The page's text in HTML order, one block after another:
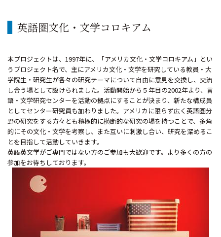
英語圏文化・文学コロキアム
本プロジェクトは、1997年に、「アメリカ文化・文学コロキアム」とい
うプロジェクト名で、主にアメリカ文化・文学を研究している教員・大
学院生・研究生が各々の研究テーマについて自由に意見を交換し、交流
し合う場として設けられました。活動開始から５年目の2002年より、言
語・文学研究センターを活動の拠点にすることが決まり、新たな構成員
としてセンター研究員も加わりました。アメリカに限らず広く英語圏分
野の研究をする方々とも積極的に横断的な研究の場を持つことで、多角
的にその文化・文学を考察し、また互いに刺激し合い、研究を深めるこ
とを目指して活動していきます。
英語英文学がご専門ではない方のご参加も大歓迎です。より多くの方の
参加をお待ちしております。